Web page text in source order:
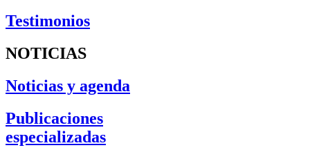
Testimonios
NOTICIAS
Noticias y agenda
Publicaciones
especializadas